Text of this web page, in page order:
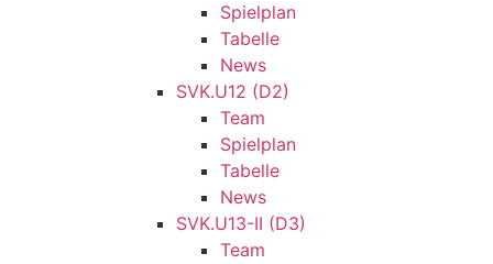
Spielplan
Tabelle
News
SVK.U12 (D2)
Team
Spielplan
Tabelle
News
SVK.U13-II (D3)
Team